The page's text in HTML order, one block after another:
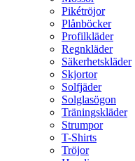
Pikétröjor
Plånböcker
Profilkläder
Regnkläder
Säkerhetskläder
Skjortor
Solfjäder
Solglasögon
Träningskläder
Strumpor
T-Shirts
Tröjor